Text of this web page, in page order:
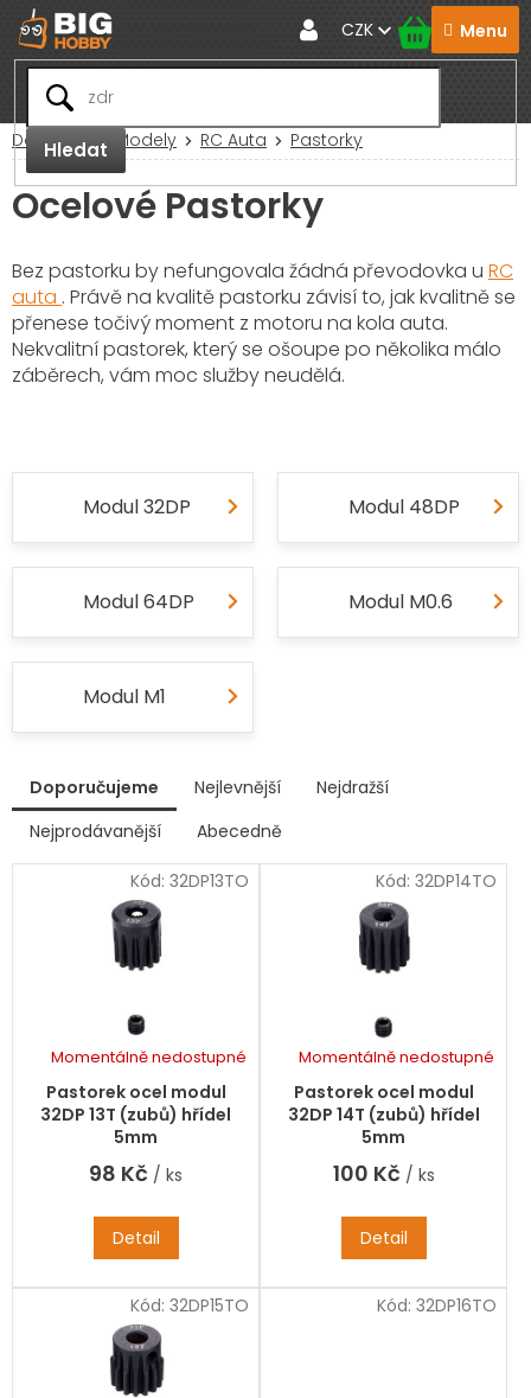
Přejít
na
obsah
Hledat
CZK
Domů RC Modely RC Auta Pastorky
Ocelové Pastorky
Bez pastorku by nefungovala žádná převodovka u RC
auta . Právě na kvalitě pastorku závisí to, jak kvalitně se
přenese točivý moment z motoru na kola auta.
Nekvalitní pastorek, který se ošoupe po několika málo
záběrech, vám moc služby neudělá.
Modul 32DP Modul 48DP
Modul 64DP Modul M0.6
Modul M1
a
Doporučujeme Nejlevnější
Nejdražší
Nejprodávanější
Abecedně
ý
i
Pastorek ocel modul
32DP 13T (zubů) hřídel
5mm
Momentálně nedostupné
98 Kč / ks
Detail
Kód: 32DP13TO
Pastorek ocel modul
32DP 14T (zubů) hřídel
5mm
Momentálně nedostupné
100 Kč / ks
Detail
Kód: 32DP14TO
Kód: 32DP15TO Kód: 32DP16TO